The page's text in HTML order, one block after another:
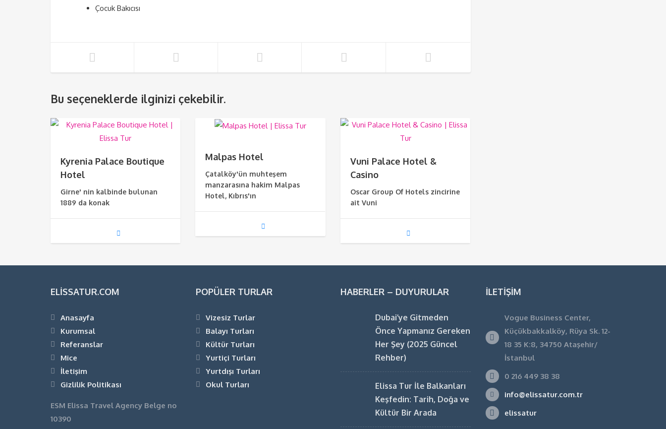
Çocuk Bakıcısı
Bu seçeneklerde ilginizi çekebilir.
Kyrenia Palace Boutique
Hotel
Girne' nin kalbinde bulunan
1889 da konak
Malpas Hotel
Çatalköy'ün muhteşem
manzarasına hakim Malpas
Hotel, Kıbrıs'ın
Vuni Palace Hotel &
Casino
Oscar Group Of Hotels zincirine
ait Vuni
ELISSATUR.COM
Anasayfa
Kurumsal
Referanslar
Mice
İletişim
Gizlilik Politikası
ESM Elissa Travel Agency Belge no
10390
POPÜLER TURLAR
Vizesiz Turlar
Balayı Turları
Kültür Turları
Yurtiçi Turları
Yurtdışı Turları
Okul Turları
HABERLER – DUYURULAR
Dubai’ye Gitmeden
Önce Yapmanız Gereken
Her Şey (2025 Güncel
Rehber)
Elissa Tur İle Balkanları
Keşfedin: Tarih, Doğa ve
Kültür Bir Arada
İLETIŞIM
Vogue Business Center,
Küçükbakkalköy, Rüya Sk. 12-
18 35 K:8, 34750 Ataşehir/
İstanbul
0 216 449 38 38
info@elissatur.com.tr
elissatur